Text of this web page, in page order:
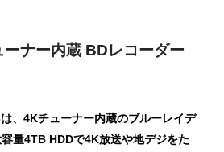
ナー内蔵 BDレコーダー
、4Kチューナー内蔵のブルーレイデ
量4TB HDDで4K放送や地デジをた